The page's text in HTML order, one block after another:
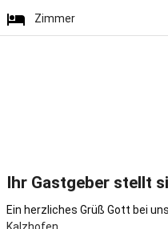
Zimmer
Ihr Gastgeber stellt
Ein herzliches Grüß Gott bei